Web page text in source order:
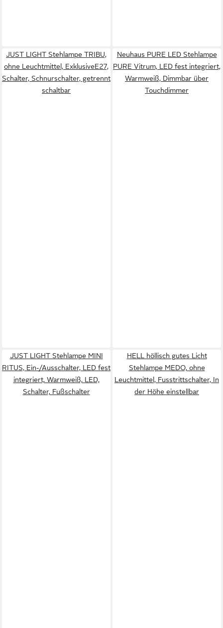
JUST LIGHT Stehlampe TRIBU,
ohne Leuchtmittel, ExklusiveE27,
Schalter, Schnurschalter, getrennt
schaltbar
Neuhaus PURE LED Stehlampe
PURE Vitrum, LED fest integriert,
Warmweiß, Dimmbar über
Touchdimmer
JUST LIGHT Stehlampe MINI
RITUS, Ein-/Ausschalter, LED fest
integriert, Warmweiß, LED,
Schalter, Fußschalter
HELL höllisch gutes Licht
Stehlampe MEDO, ohne
Leuchtmittel, Fusstrittschalter, In
der Höhe einstellbar